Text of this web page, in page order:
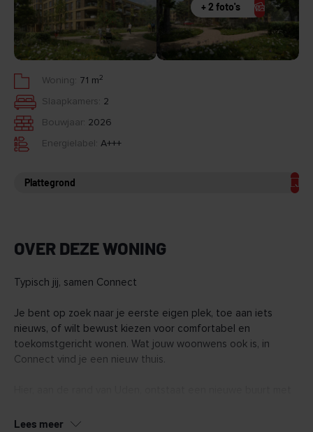
+ 2 foto's
Woning: 71 m 2
Slaapkamers: 2
Bouwjaar: 2026
Energielabel: A+++
Plattegrond
OVER DEZE WONING
Typisch jij, samen Connect
Je bent op zoek naar je eerste eigen plek, toe aan iets
nieuws, of wilt bewust kiezen voor comfortabel en
toekomstgericht wonen. Wat jouw woonwens ook is, in
Connect vind je een nieuw thuis.
penthouses en een aantal grondgebonden woningen.
Lees meer